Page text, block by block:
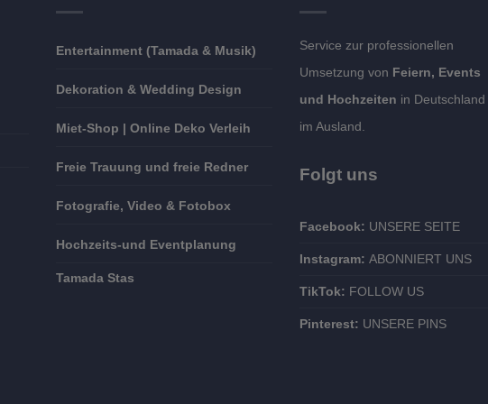
Entertainment (Tamada & Musik)
Dekoration & Wedding Design
Miet-Shop | Online Deko Verleih
Freie Trauung und freie Redner
Fotografie, Video & Fotobox
Hochzeits-und Eventplanung
Tamada Stas
Service zur professionellen
Umsetzung von Feiern, Events
und Hochzeiten in
im Ausland.
Folgt uns
Facebook: UNSERE SEITE
Instagram: ABONNIERT UNS
TikTok: FOLLOW US
Pinterest: UNSERE PINS